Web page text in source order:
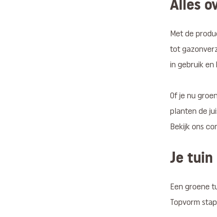
Alles
Met de
tot
in gebruik
Of je nu
planten de
Bekijk ons
Je
Een groene
Topvorm